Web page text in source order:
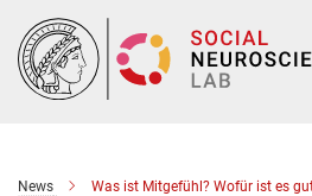
Main-
Content
News Was ist Mitgefühl? Wofür ist es